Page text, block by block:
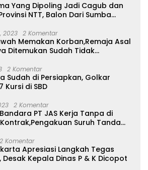
Yang Dipoling Jadi Cagub dan
NTT, Balon Dari Sumba
2023 2 Komentar
Memakan Korban,Remaja Asal
Ditemukan Sudah Tidak
2 Komentar
Sudah di Persiapkan, Golkar
Kursi di SBD
2 Komentar
PT JAS Kerja Tanpa di
Kontrak,Pengakuan Suruh Tanda
2 Komentar
Apresiasi Langkah Tegas
Desak Kepala Dinas P & K Dicopot